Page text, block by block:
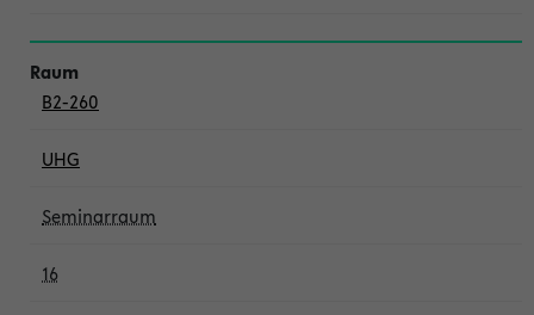
B2-260
UHG
Seminarraum
16